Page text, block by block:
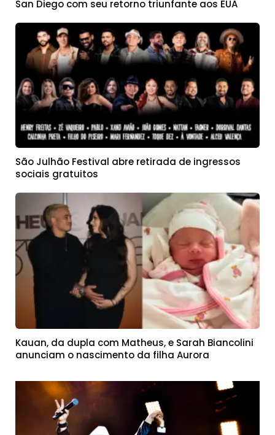
San Diego com seu retorno triunfante aos EUA
São Julhão Festival abre retirada de ingressos
sociais gratuitos
Kauan, da dupla com Matheus, e Sarah Biancolini
anunciam o nascimento da filha Aurora